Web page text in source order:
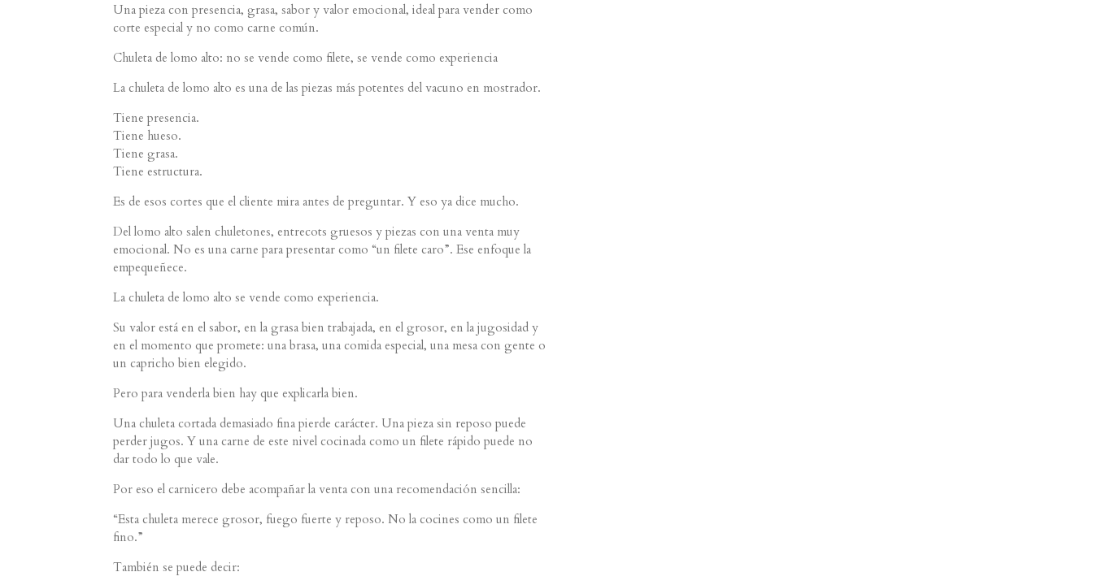
Una pieza con presencia, grasa, sabor y valor emocional, ideal para vender como
corte especial y no como carne común.
Chuleta de lomo alto: no se vende como filete, se vende como experiencia
La chuleta de lomo alto es una de las piezas más potentes del vacuno en mostrador.
Tiene presencia.
Tiene hueso.
Tiene grasa.
Tiene estructura.
Es de esos cortes que el cliente mira antes de preguntar. Y eso ya dice mucho.
Del lomo alto salen chuletones, entrecots gruesos y piezas con una venta muy
emocional. No es una carne para presentar como “un filete caro”. Ese enfoque la
empequeñece.
La chuleta de lomo alto se vende como experiencia.
Su valor está en el sabor, en la grasa bien trabajada, en el grosor, en la jugosidad y
en el momento que promete: una brasa, una comida especial, una mesa con gente o
un capricho bien elegido.
Pero para venderla bien hay que explicarla bien.
Una chuleta cortada demasiado fina pierde carácter. Una pieza sin reposo puede
perder jugos. Y una carne de este nivel cocinada como un filete rápido puede no
dar todo lo que vale.
Por eso el carnicero debe acompañar la venta con una recomendación sencilla:
“Esta chuleta merece grosor, fuego fuerte y reposo. No la cocines como un filete
fino.”
También se puede decir: